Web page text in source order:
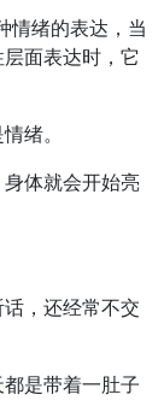
情绪的表达，当
面表达时，它
绪。
体就会开始亮
，还经常不交
是带着一肚子